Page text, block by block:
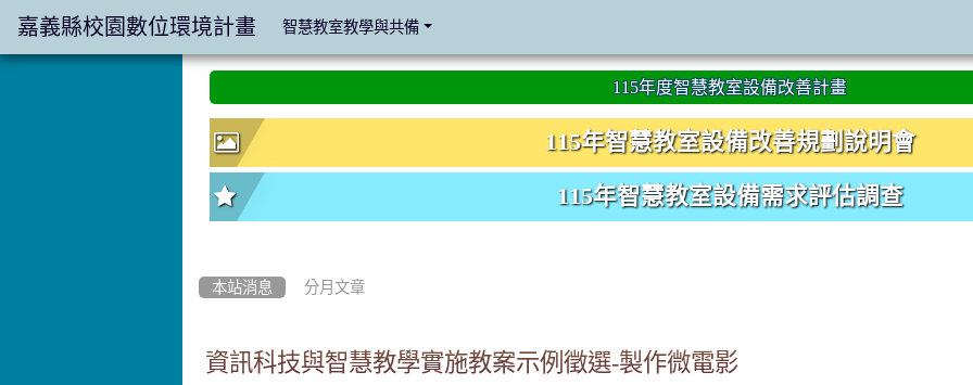
:::
115年度智慧教室設備改善計畫
115年智慧教室設備改善規劃說明會
115年智慧教室設備需求評估調查
本站消息 分月文章
資訊科技與智慧教學實施教案示例徵選-製作微電影
嘉義縣校園數位環境計畫 :::智慧教室教學與共備